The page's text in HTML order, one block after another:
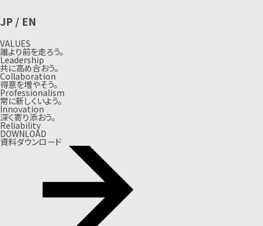
JP / EN
VALUES
誰より前を走ろう。
Leadership
共に高め合おう。
Collaboration
得意を増やそう。
Professionalism
常に新しくいよう。
Innovation
深く寄り添おう。
Reliability
DOWNLOAD
資料ダウンロード